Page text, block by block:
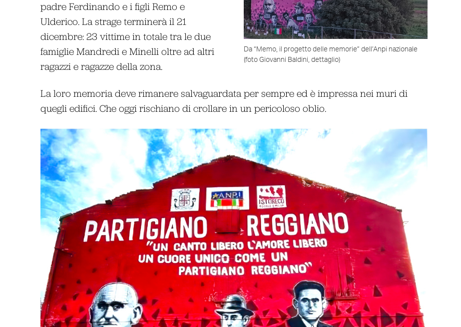
Da “Memo, il progetto delle memorie” dell’Anpi nazionale
(foto Giovanni Baldini, dettaglio)
padre Ferdinando e i figli Remo e
Ulderico. La strage terminerà il 21
dicembre: 23 vittime in totale tra le due
famiglie Mandredi e Minelli oltre ad altri
ragazzi e ragazze della zona.
La loro memoria deve rimanere salvaguardata per sempre ed è impressa nei muri di
quegli edifici. Che oggi rischiano di crollare in un pericoloso oblio.